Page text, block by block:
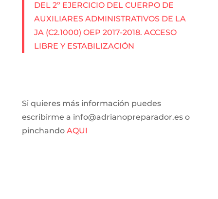
DEL 2º EJERCICIO DEL CUERPO DE
AUXILIARES ADMINISTRATIVOS DE LA
JA (C2.1000) OEP 2017-2018. ACCESO
LIBRE Y ESTABILIZACIÓN
Si quieres más información puedes
escribirme a info@adrianopreparador.es o
pinchando AQUI